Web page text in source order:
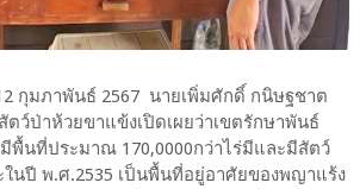
กุมภาพันธ์ 2567 นายเพิ่มศักดิ์ กนิษฐชาต
ว์ป่าห้วยขาแข้งเปิดเผยว่าเขตรักษาพันธ์
พื้นที่ประมาณ 170,0000กว่าไร่มีและมีสัตว์
นปี พ.ศ.2535 เป็นพื้นที่อยู่อาศัยของพญาแร้ง